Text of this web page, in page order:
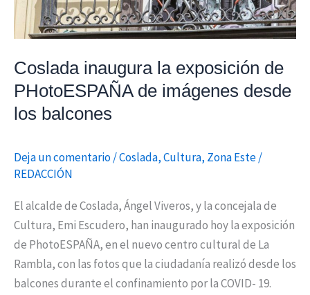
Coslada inaugura la exposición de
PHotoESPAÑA de imágenes desde
los balcones
Deja un comentario/Coslada,Cultura, Zona Este/
REDACCIÓN
El alcalde de Coslada, Ángel Viveros, y la concejala de
Cultura, Emi Escudero, han inaugurado hoy la exposición
de PhotoESPAÑA, en el nuevo centro cultural de La
Rambla, con las fotos que la ciudadanía realizó desde los
balcones durante el confinamiento por la COVID- 19.
desde
los